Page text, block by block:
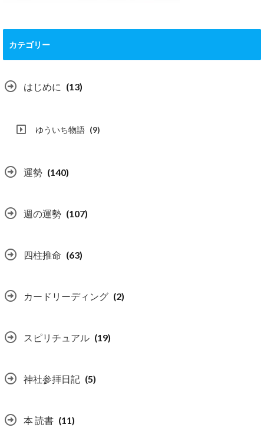
カテゴリー
はじめに (13)
ゆういち物語 (9)
運勢 (140)
週の運勢 (107)
四柱推命 (63)
カードリーディング (2)
スピリチュアル (19)
神社参拝日記 (5)
本 読書 (11)